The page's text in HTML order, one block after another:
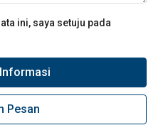
ini, saya setuju pada
Pesan